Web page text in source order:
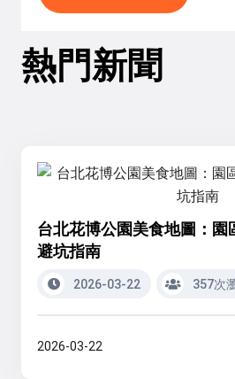
熱門新聞
台北花博公園美食地圖：園
避坑指南
2026-03-22 357次
2026-03-22